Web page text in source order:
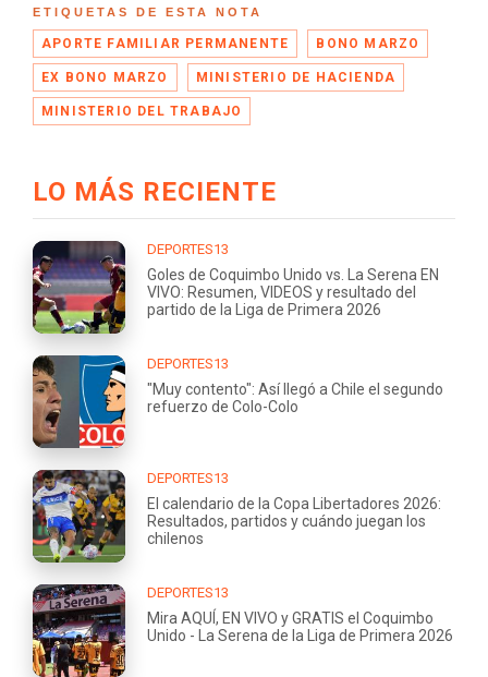
ETIQUETAS DE ESTA NOTA
APORTE FAMILIAR PERMANENTE BONO MARZO
EX BONO MARZO MINISTERIO DE HACIENDA
MINISTERIO DEL TRABAJO
LO MÁS RECIENTE
DEPORTES13
Goles de Coquimbo Unido vs. La Serena EN
VIVO: Resumen, VIDEOS y resultado del
partido de la Liga de Primera 2026
DEPORTES13
"Muy contento": Así llegó a Chile el segundo
refuerzo de Colo-Colo
DEPORTES13
El calendario de la Copa Libertadores 2026:
Resultados, partidos y cuándo juegan los
chilenos
DEPORTES13
Mira AQUÍ, EN VIVO y GRATIS el Coquimbo
Unido - La Serena de la Liga de Primera 2026